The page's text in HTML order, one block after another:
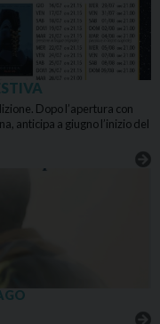
Dopo l’apertura con
anticipa a giugno l’inizio del